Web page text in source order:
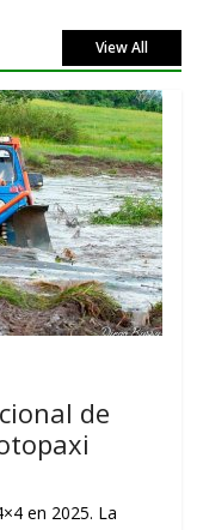
View All
de
en 2025. La